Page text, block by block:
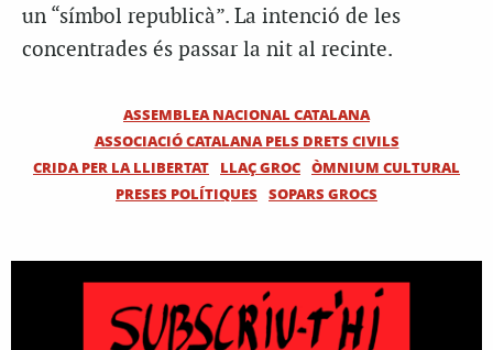
un “símbol republicà”. La intenció de les
concentrades és passar la nit al recinte.
ASSEMBLEA NACIONAL CATALANA
ASSOCIACIÓ CATALANA PELS DRETS CIVILS
CRIDA PER LA LLIBERTAT
LLAÇ GROC ÒMNIUM CULTURAL
PRESES POLÍTIQUES
SOPARS GROCS